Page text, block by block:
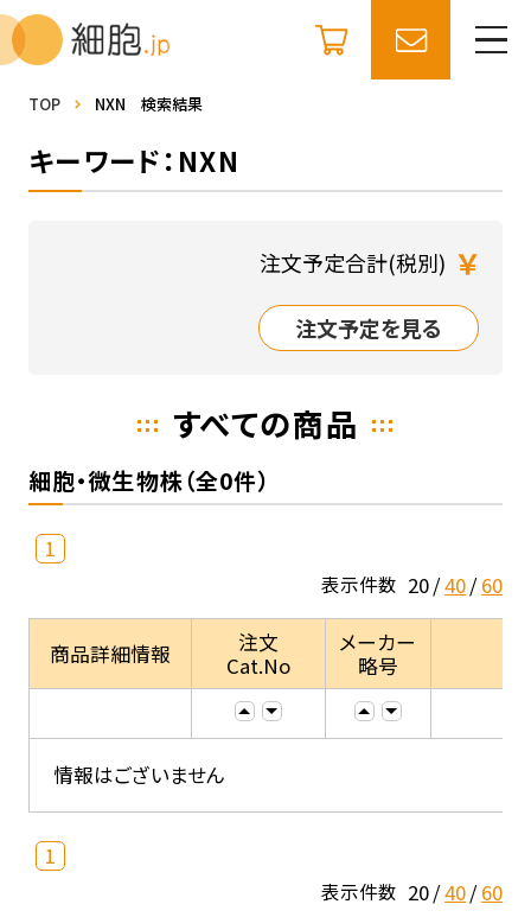
TOP NXN 検索結果
キーワード：NXN
注文予定合計(税別) ￥
注文予定を見る
すべての商品
細胞・微生物株（全0件）
1
表示件数 20 40 60
商品詳細情報
注文
Cat.No
メーカー
略号
情報はございません
1
表示件数 20 40 60